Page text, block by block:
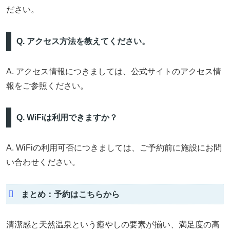
ださい。
Q. アクセス方法を教えてください。
A. アクセス情報につきましては、公式サイトのアクセス情
報をご参照ください。
Q. WiFiは利用できますか？
A. WiFiの利用可否につきましては、ご予約前に施設にお問
い合わせください。
まとめ：予約はこちらから
清潔感と天然温泉という癒やしの要素が揃い、満足度の高